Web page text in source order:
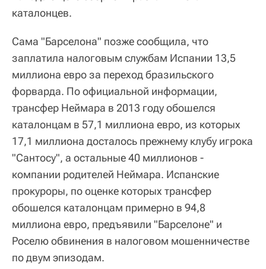
каталонцев.
Сама "Барселона" позже сообщила, что
заплатила налоговым службам Испании 13,5
миллиона евро за переход бразильского
форварда. По официальной информации,
трансфер Неймара в 2013 году обошелся
каталонцам в 57,1 миллиона евро, из которых
17,1 миллиона досталось прежнему клубу игрока
"Сантосу", а остальные 40 миллионов -
компании родителей Неймара. Испанские
прокуроры, по оценке которых трансфер
обошелся каталонцам примерно в 94,8
миллиона евро, предъявили "Барселоне" и
Роселю обвинения в налоговом мошенничестве
по двум эпизодам.